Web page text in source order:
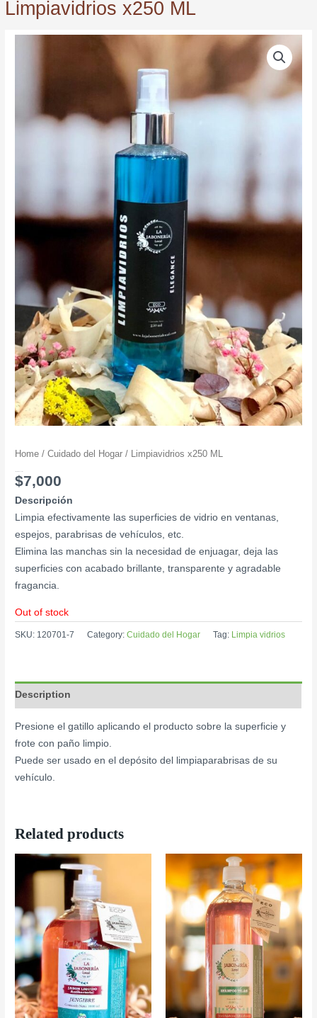
Limpiavidrios x250 ML
Home /Cuidado del Hogar / Limpiavidrios x250 ML
$7,000
Descripción
Limpia efectivamente las superficies de vidrio en ventanas,
espejos, parabrisas de vehículos, etc.
Elimina las manchas sin la necesidad de enjuagar, deja las
superficies con acabado brillante, transparente y agradable
fragancia.
Out of stock
SKU: 120701-7 Category:Cuidado del Hogar Tag: Limpia vidrios
Description
Presione el gatillo aplicando el producto sobre la superficie y
frote con paño limpio.
Puede ser usado en el depósito del limpiaparabrisas de su
vehículo.
Related products